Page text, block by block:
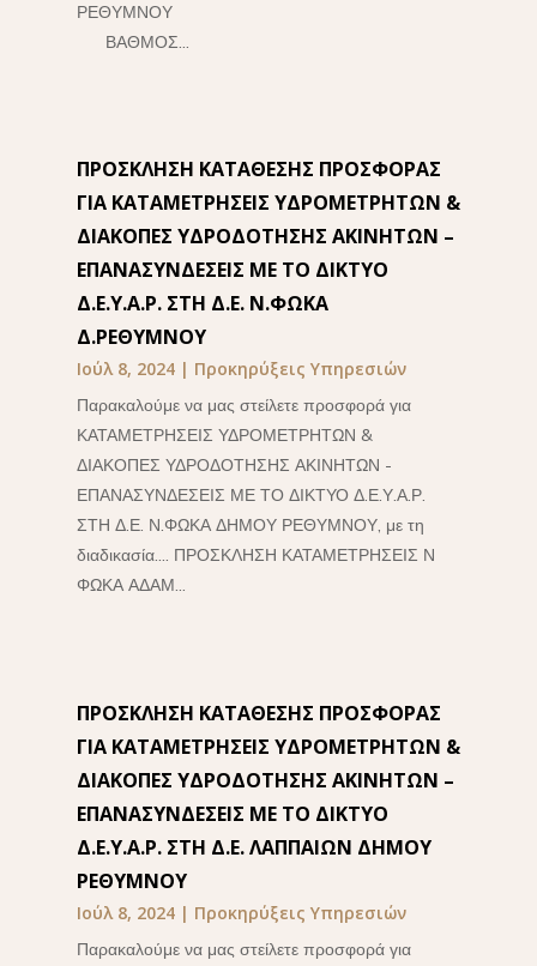
ΡΕΘΥΜΝΟΥ
ΒΑΘΜΟΣ...
ΠΡΟΣΚΛΗΣΗ ΚΑΤΑΘΕΣΗΣ ΠΡΟΣΦΟΡΑΣ
ΓΙΑ ΚΑΤΑΜΕΤΡΗΣΕΙΣ ΥΔΡΟΜΕΤΡΗΤΩΝ &
ΔΙΑΚΟΠΕΣ ΥΔΡΟΔΟΤΗΣΗΣ ΑΚΙΝΗΤΩΝ –
ΕΠΑΝΑΣΥΝΔΕΣΕΙΣ ΜΕ ΤΟ ΔΙΚΤΥΟ
Δ.Ε.Υ.Α.Ρ. ΣΤΗ Δ.Ε. Ν.ΦΩΚΑ
Δ.ΡΕΘΥΜΝΟΥ
Ιούλ 8, 2024| Προκηρύξεις Υπηρεσιών
Παρακαλούμε να μας στείλετε προσφορά για
ΚΑΤΑΜΕΤΡΗΣΕΙΣ ΥΔΡΟΜΕΤΡΗΤΩΝ &
ΔΙΑΚΟΠΕΣ ΥΔΡΟΔΟΤΗΣΗΣ ΑΚΙΝΗΤΩΝ -
ΕΠΑΝΑΣΥΝΔΕΣΕΙΣ ΜΕ ΤΟ ΔΙΚΤΥΟ Δ.Ε.Υ.Α.Ρ.
ΣΤΗ Δ.Ε. Ν.ΦΩΚΑ ΔΗΜΟΥ ΡΕΘΥΜΝΟΥ, με τη
διαδικασία.... ΠΡΟΣΚΛΗΣΗ ΚΑΤΑΜΕΤΡΗΣΕΙΣ Ν
ΦΩΚΑ ΑΔΑΜ...
ΠΡΟΣΚΛΗΣΗ ΚΑΤΑΘΕΣΗΣ ΠΡΟΣΦΟΡΑΣ
ΓΙΑ ΚΑΤΑΜΕΤΡΗΣΕΙΣ ΥΔΡΟΜΕΤΡΗΤΩΝ &
ΔΙΑΚΟΠΕΣ ΥΔΡΟΔΟΤΗΣΗΣ ΑΚΙΝΗΤΩΝ –
ΕΠΑΝΑΣΥΝΔΕΣΕΙΣ ΜΕ ΤΟ ΔΙΚΤΥΟ
Δ.Ε.Υ.Α.Ρ. ΣΤΗ Δ.Ε. ΛΑΠΠΑΙΩΝ ΔΗΜΟΥ
ΡΕΘΥΜΝΟΥ
Ιούλ 8, 2024| Προκηρύξεις Υπηρεσιών
Παρακαλούμε να μας στείλετε προσφορά για